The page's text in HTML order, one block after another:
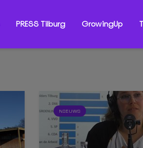
PRESS Tilburg GrowingUp
NIEUWS